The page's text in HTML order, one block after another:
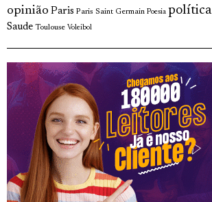
opinião Paris Paris Saint Germain Poesia política
Saude Toulouse Voleibol